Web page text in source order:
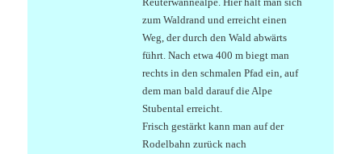
zum Waldrand und erreicht einen
Weg, der durch den Wald abwärts
führt. Nach etwa 400 m biegt man
rechts in den schmalen Pfad ein, auf
dem man bald darauf die Alpe
Stubental erreicht.
Frisch gestärkt kann man auf der
Rodelbahn zurück nach